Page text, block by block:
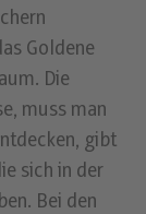
Goldene
Die
muss man
gibt
sich in der
Bei den